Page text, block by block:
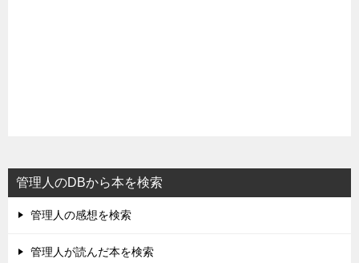
管理人のDBから本を検索
管理人の感想を検索
管理人が読んだ本を検索